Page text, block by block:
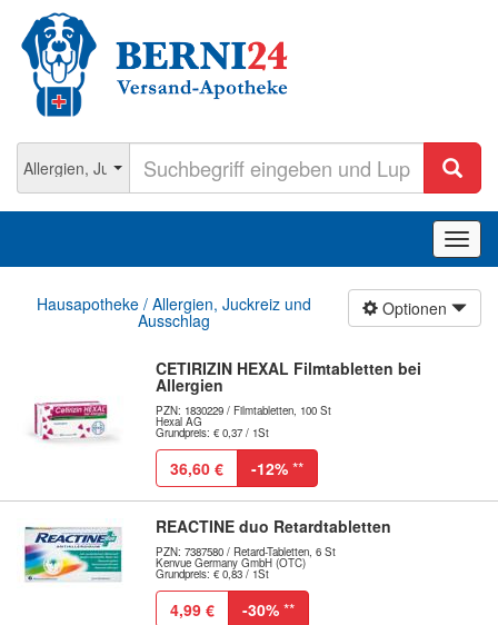
ein-/
Optionen
Hausapotheke / Allergien, Juckreiz und
Ausschlag
CETIRIZIN HEXAL Filmtabletten bei
Allergien
PZN: 1830229 / Filmtabletten, 100 St
Hexal AG
Grundpreis: € 0,37 / 1St
36,60 € -12% **
REACTINE duo Retardtabletten
PZN: 7387580 / Retard-Tabletten, 6 St
Kenvue Germany GmbH (OTC)
Grundpreis: € 0,83 / 1St
4,99 € -30% **